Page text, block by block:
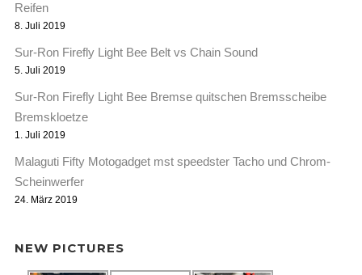
Reifen
8. Juli 2019
Sur-Ron Firefly Light Bee Belt vs Chain Sound
5. Juli 2019
Sur-Ron Firefly Light Bee Bremse quitschen Bremsscheibe
Bremskloetze
1. Juli 2019
Malaguti Fifty Motogadget mst speedster Tacho und Chrom-
Scheinwerfer
24. März 2019
NEW PICTURES